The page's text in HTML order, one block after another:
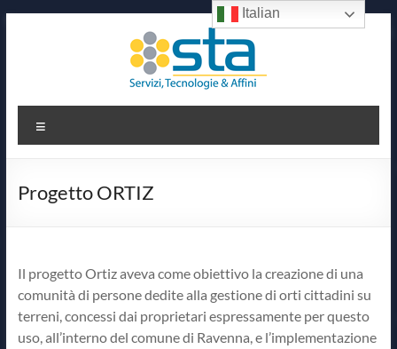
Sta
Servizi,
&
Progetto ORTIZ
Il progetto Ortiz aveva come obiettivo la creazione di una
comunità di persone dedite alla gestione di orti cittadini su
terreni, concessi dai proprietari espressamente per questo
uso, all’interno del comune di Ravenna, e l’implementazione
Italian